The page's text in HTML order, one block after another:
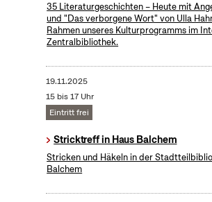
35 Literaturgeschichten – Heute mit
und "Das verborgene Wort" von Ulla
Rahmen unseres Kulturprogramms im
Zentralbibliothek.
19.11.2025
15 bis 17 Uhr
Eintritt frei
Stricktreff in Haus Balchem
Stricken und Häkeln in der
Balchem